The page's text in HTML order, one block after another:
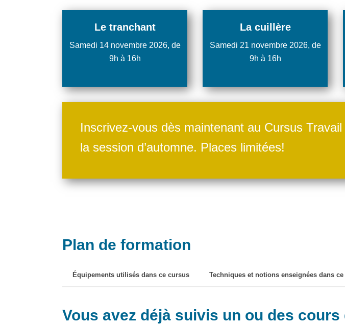
Le tranchant
Samedi 14 novembre 2026, de
9h à 16h
La cuillère
Samedi 21 novembre 2026, de
9h à 16h
Inscrivez-vous dès maintenant au Cursus
la session d’automne. Places limitées!
Plan de formation
Équipements utilisés dans ce cursus Techniques et notions enseignées dans
Vous avez déjà suivis un ou des cours